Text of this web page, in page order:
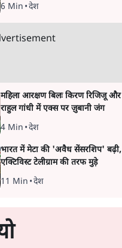
सवाल उठाया है।
6 Min •देश
महिला आरक्षण बिलः किरण रिजिजू और
राहुल गांधी में एक्स पर ज़ुबानी जंग
4 Min •देश
भारत में मेटा की 'अवैध सेंसरशिप' बढ़ी,
एक्टिविस्ट टेलीग्राम की तरफ मुड़े
11 Min •देश